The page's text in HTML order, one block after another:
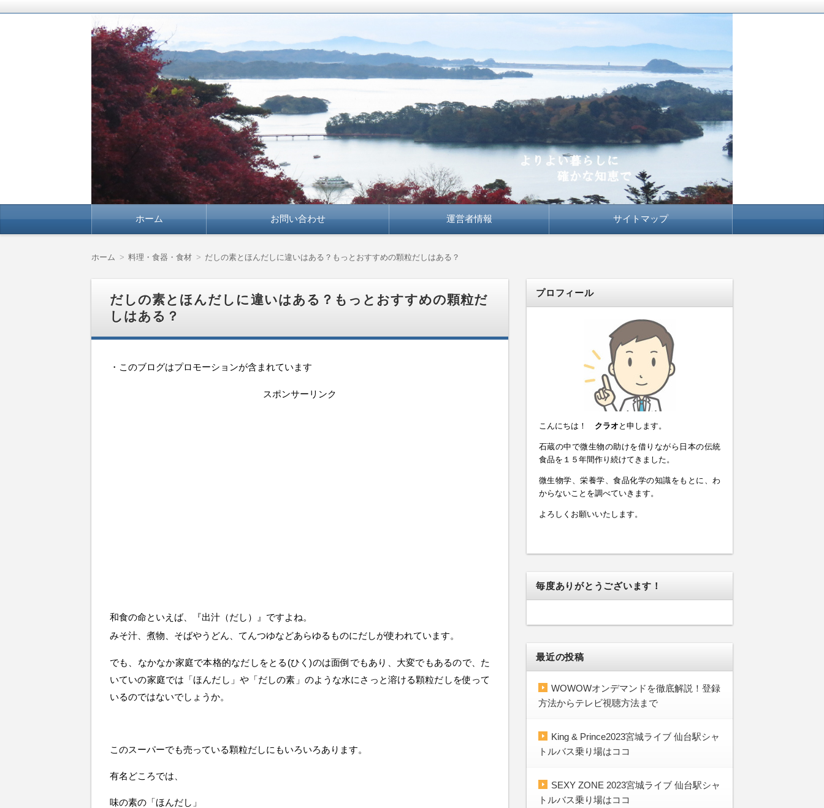
よりよい暮らしに確かな知恵で
豊かな暮らしを応援します！
ン
ホーム お問い合わせ 運営者情報 サイトマップ
ホーム 料理・食器・食材 だしの素とほんだしに違いはある？もっとおすすめの顆粒だしはある？
だしの素とほんだしに違いはある？もっとおすすめの顆粒だ
しはある？
・このブログはプロモーションが含まれています
スポンサーリンク
和食の命といえば、『出汁（だし）』ですよね。
みそ汁、煮物、そばやうどん、てんつゆなどあらゆるものにだしが使われています。
でも、なかなか家庭で本格的なだしをとる(ひく)のは面倒でもあり、大変でもあるので、た
いていの家庭では「ほんだし」や「だしの素」のような水にさっと溶ける顆粒だしを使って
いるのではないでしょうか。
このスーパーでも売っている顆粒だしにもいろいろあります。
有名どころでは、
味の素の「ほんだし」
プロフィール
こんにちは！ クラオ と申します。
石蔵の中で微生物の助けを借りながら日本の伝統
食品を１５年間作り続けてきました。
微生物学、栄養学、食品化学の知識をもとに、わ
からないことを調べていきます。
よろしくお願いいたします。
毎度ありがとうございます！
最近の投稿
WOWOWオンデマンドを徹底解説！登録
方法からテレビ視聴方法まで
King & Prince2023宮城ライブ 仙台駅シャ
トルバス乗り場はココ
SEXY ZONE 2023宮城ライブ 仙台駅シャ
トルバス乗り場はココ